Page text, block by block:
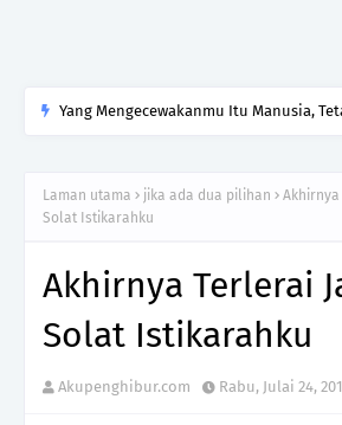
Yang Mengecewakanmu Itu Manusia,
Laman utama jika ada dua pilihan
Solat Istikarahku
Akhirnya Terlerai
Solat Istikarahku
Akupenghibur.com Rabu, Julai 24,